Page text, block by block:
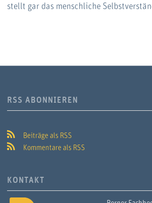
stellt gar das menschliche
RSS ABONNIEREN
Beiträge als RSS
Kommentare als RSS
KONTAKT